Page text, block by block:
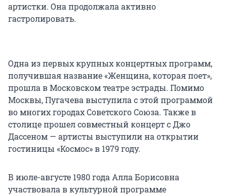
артистки. Она продолжала активно
гастролировать.
Одна из первых крупных концертных программ,
получившая название «Женщина, которая поет»,
прошла в Московском театре эстрады. Помимо
Москвы, Пугачева выступила с этой программой
во многих городах Советского Союза. Также в
столице прошел совместный концерт с Джо
Дассеном — артисты выступили на открытии
гостиницы «Космос» в 1979 году.
В июле-августе 1980 года Алла Борисовна
участвовала в культурной программе